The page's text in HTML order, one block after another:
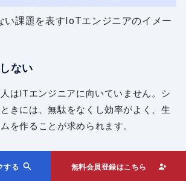
ない
はITエンジニアに向いていません。シ
きには、無駄をなくし効率がよく、生
を作ることが求められます。
する 無料会員登録はこちら